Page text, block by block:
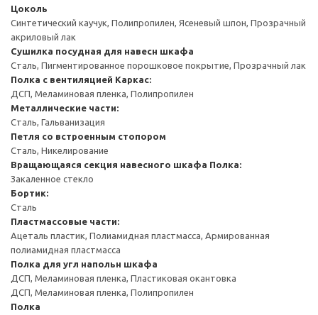
Цоколь
Синтетический каучук, Полипропилен, Ясеневый шпон, Прозрачный
акриловый лак
Сушилка посудная для навесн шкафа
Сталь, Пигментированное порошковое покрытие, Прозрачный лак
Полка с вентиляцией Каркас:
ДСП, Меламиновая пленка, Полипропилен
Металлические части:
Сталь, Гальванизация
Петля со встроенным стопором
Сталь, Никелирование
Вращающаяся секция навесного шкафа Полка:
Закаленное стекло
Бортик:
Сталь
Пластмассовые части:
Ацеталь пластик, Полиамидная пластмасса, Армированная
полиамидная пластмасса
Полка для угл напольн шкафа
ДСП, Меламиновая пленка, Пластиковая окантовка
ДСП, Меламиновая пленка, Полипропилен
Полка